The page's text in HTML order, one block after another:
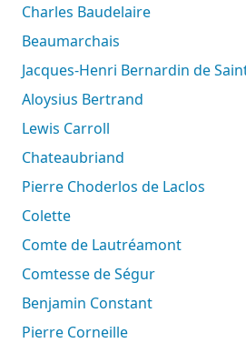
Charles Baudelaire
Beaumarchais
Jacques-Henri Bernardin de
Aloysius Bertrand
Lewis Carroll
Chateaubriand
Pierre Choderlos de Laclos
Colette
Comte de Lautréamont
Comtesse de Ségur
Benjamin Constant
Pierre Corneille